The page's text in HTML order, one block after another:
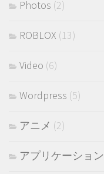
Photos (2)
ROBLOX (13)
Video (6)
Wordpress (5)
アニメ (2)
アプリケーション